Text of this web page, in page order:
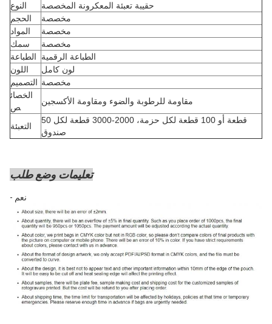
النوع
حقيبة تعبئة المعكرونة المخصصة
الحجم
مخصصة
المواد
مخصصة
سمك
مخصصة
الطباعة
الطباعة الرقمية
اللون
لون كامل
التصميم مخصصة
الخصائ
ص
مقاومة للرطوبة والضوء ومقاومة الأكسجين
التعبئة
50 قطعة أو 100 قطعة لكل حزمة، 2000-3000 قطعة لكل
صندوق
تعليمات وضع طلب
- نعم